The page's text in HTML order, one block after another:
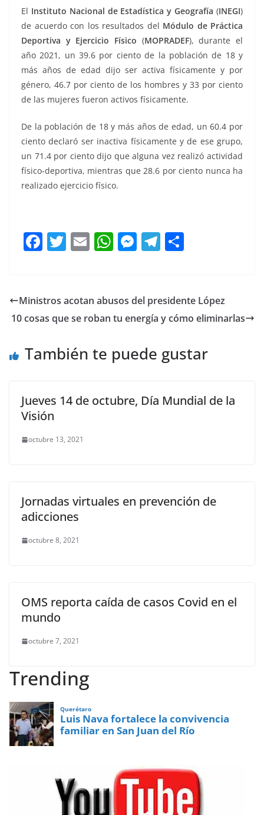
El Instituto Nacional de Estadística y Geografía (INEGI)
de acuerdo con los resultados del Módulo de Práctica
Deportiva y Ejercicio Físico (MOPRADEF), durante el
año 2021, un 39.6 por ciento de la población de 18 y
más años de edad dijo ser activa físicamente y por
género, 46.7 por ciento de los hombres y 33 por ciento
de las mujeres fueron activos físicamente.
De la población de 18 y más años de edad, un 60.4 por
ciento declaró ser inactiva físicamente y de ese grupo,
un 71.4 por ciento dijo que alguna vez realizó actividad
físico-deportiva, mientras que 28.6 por ciento nunca ha
realizado ejercicio físico.
F
e
b
o
T
er
E
l
W
s
A
p
M
e
n
er
T
gr
a
p
ar
Ministros acotan abusos del presidente López
10 cosas que se roban tu energía y cómo eliminarlas
También te puede gustar
Jueves 14 de octubre, Día Mundial de la
Visión
octubre 13, 2021
Jornadas virtuales en prevención de
adicciones
octubre 8, 2021
OMS reporta caída de casos Covid en el
mundo
octubre 7, 2021
Trending